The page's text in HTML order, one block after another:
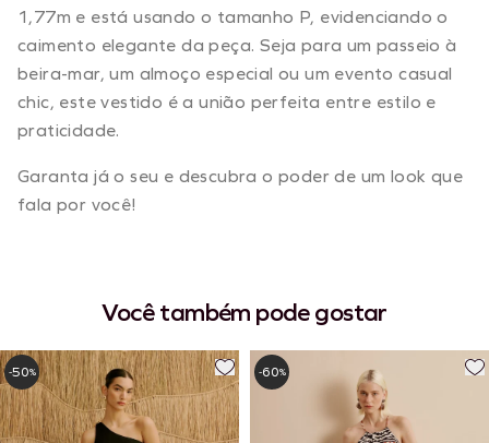
1,77m e está usando o tamanho P, evidenciando o
caimento elegante da peça. Seja para um passeio à
beira-mar, um almoço especial ou um evento casual
chic, este vestido é a união perfeita entre estilo e
praticidade.
Garanta já o seu e descubra o poder de um look que
fala por você!
Você também pode gostar
-50% -60%